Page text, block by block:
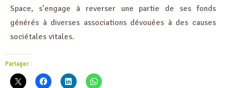
Space, s’engage à reverser une partie de ses fonds
générés à diverses associations dévouées à des causes
sociétales vitales.
Partager :